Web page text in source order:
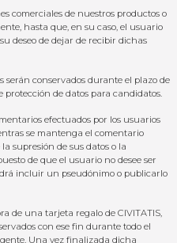
comerciales de nuestros productos o
hasta que, en su caso, el usuario
deseo de dejar de recibir dichas
serán conservados durante el plazo de
de datos para candidatos.
efectuados por los usuarios
se mantenga el comentario
supresión de sus datos o la
de que el usuario no desee ser
incluir un pseudónimo o publicarlo
de una tarjeta regalo de CIVITATIS,
con ese fin durante todo el
Una vez finalizada dicha